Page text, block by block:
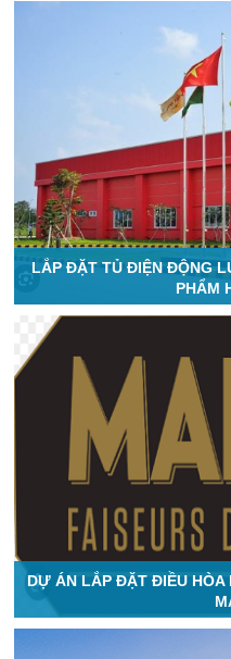
LẮP ĐẶT TỦ ĐIỆN ĐỘNG
PHẨM
DỰ ÁN LẮP ĐẶT ĐIỀU HÒA